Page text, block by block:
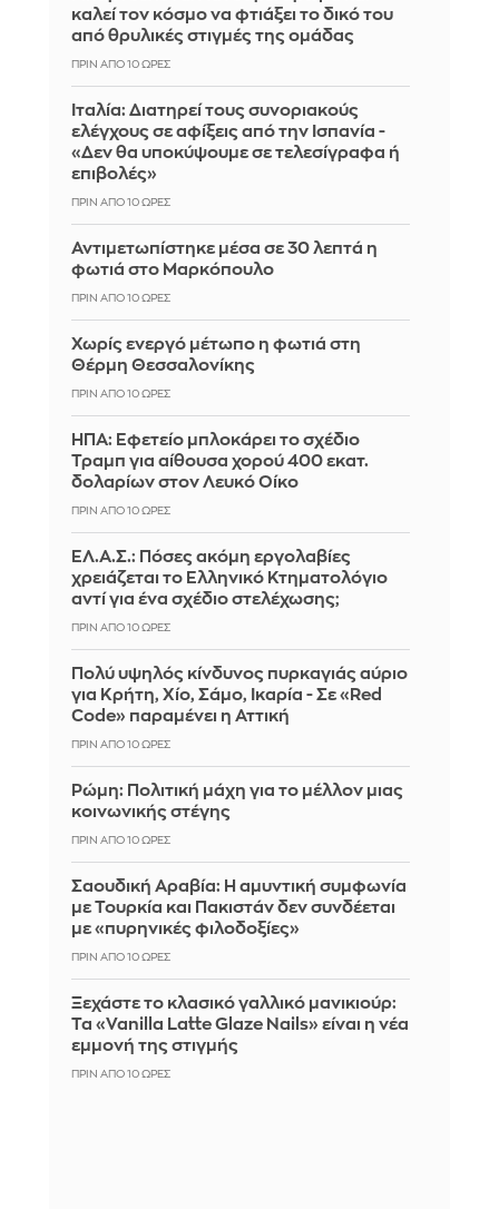
καλεί τον κόσμο να φτιάξει το δικό του
από θρυλικές στιγμές της ομάδας
ΠΡΙΝ ΑΠΌ 10 ΏΡΕΣ
Ιταλία: Διατηρεί τους συνοριακούς
ελέγχους σε αφίξεις από την Ισπανία -
«Δεν θα υποκύψουμε σε τελεσίγραφα ή
επιβολές»
ΠΡΙΝ ΑΠΌ 10 ΏΡΕΣ
Αντιμετωπίστηκε μέσα σε 30 λεπτά η
φωτιά στο Μαρκόπουλο
ΠΡΙΝ ΑΠΌ 10 ΏΡΕΣ
Χωρίς ενεργό μέτωπο η φωτιά στη
Θέρμη Θεσσαλονίκης
ΠΡΙΝ ΑΠΌ 10 ΏΡΕΣ
ΗΠΑ: Εφετείο μπλοκάρει το σχέδιο
Τραμπ για αίθουσα χορού 400 εκατ.
δολαρίων στον Λευκό Οίκο
ΠΡΙΝ ΑΠΌ 10 ΏΡΕΣ
ΕΛ.Α.Σ.: Πόσες ακόμη εργολαβίες
χρειάζεται το Ελληνικό Κτηματολόγιο
αντί για ένα σχέδιο στελέχωσης;
ΠΡΙΝ ΑΠΌ 10 ΏΡΕΣ
Πολύ υψηλός κίνδυνος πυρκαγιάς αύριο
για Κρήτη, Χίο, Σάμο, Ικαρία - Σε «Red
Code» παραμένει η Αττική
ΠΡΙΝ ΑΠΌ 10 ΏΡΕΣ
Ρώμη: Πολιτική μάχη για το μέλλον μιας
κοινωνικής στέγης
ΠΡΙΝ ΑΠΌ 10 ΏΡΕΣ
Σαουδική Αραβία: Η αμυντική συμφωνία
με Τουρκία και Πακιστάν δεν συνδέεται
με «πυρηνικές φιλοδοξίες»
ΠΡΙΝ ΑΠΌ 10 ΏΡΕΣ
Ξεχάστε το κλασικό γαλλικό μανικιούρ:
Τα «Vanilla Latte Glaze Nails» είναι η νέα
εμμονή της στιγμής
ΠΡΙΝ ΑΠΌ 10 ΏΡΕΣ